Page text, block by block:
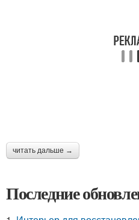
читать дальше →
Последние